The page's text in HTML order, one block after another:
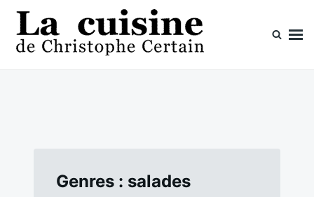
Skip
content
Search
for:
Genres : salades